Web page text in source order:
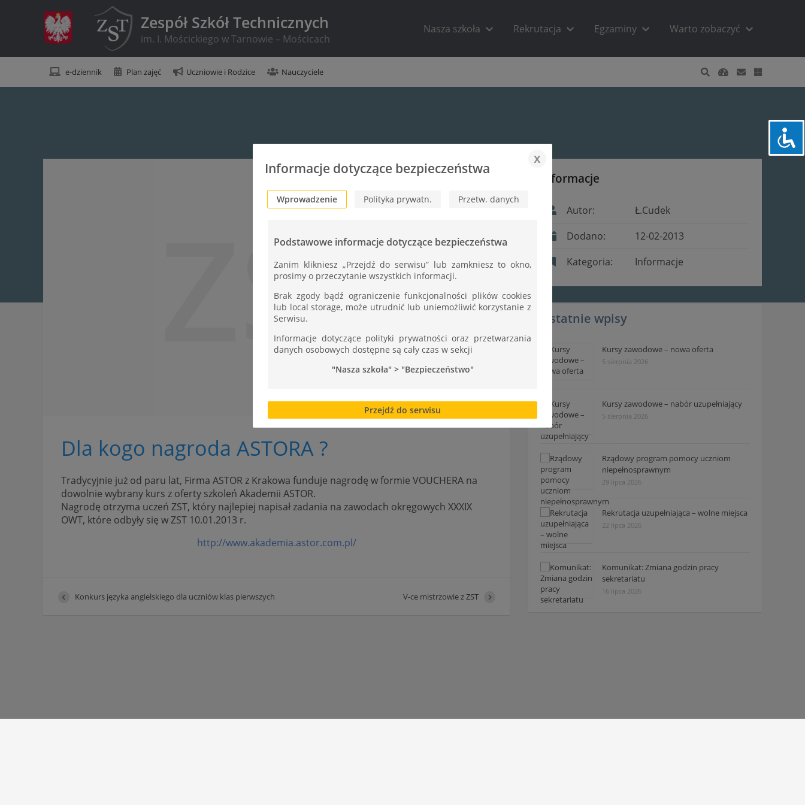
Zespół Szkół Technicznych
im. I. Mościckiego w Tarnowie – Mościcach
Nasza szkoła Rekrutacja Egzaminy Warto zobaczyć
e-dziennik Plan zajęć Uczniowie i Rodzice Nauczyciele
ZST
Dla kogo nagroda ASTORA ?
Tradycyjnie już od paru lat, Firma ASTOR z Krakowa funduje nagrodę w formie VOUCHERA na
dowolnie wybrany kurs z oferty szkoleń Akademii ASTOR.
Nagrodę otrzyma uczeń ZST, który najlepiej napisał zadania na zawodach okręgowych XXXIX
OWT, które odbyły się w ZST 10.01.2013 r.
http://www.akademia.astor.com.pl/
Konkurs języka angielskiego dla uczniów klas pierwszych V-ce mistrzowie z ZST
Informacje
Autor:
Ł.Cudek
Dodano:
12-02-2013
Kategoria:
Informacje
Ostatnie wpisy
Kursy zawodowe – nowa oferta
5 sierpnia 2026
Kursy zawodowe – nabór uzupełniający
5 sierpnia 2026
Rządowy program pomocy uczniom
niepełnosprawnym
29 lipca 2026
Rekrutacja uzupełniająca – wolne miejsca
22 lipca 2026
Komunikat: Zmiana godzin pracy
sekretariatu
16 lipca 2026
Informacje dotyczące bezpieczeństwa
x
Wprowadzenie Polityka prywatn. Przetw. danych
Podstawowe informacje dotyczące bezpieczeństwa
Zanim klikniesz „Przejdź do serwisu” lub zamkniesz to okno,
prosimy o przeczytanie wszystkich informacji.
Brak zgody bądź ograniczenie funkcjonalności plików cookies
lub local storage, może utrudnić lub uniemożliwić korzystanie z
Serwisu.
Informacje dotyczące polityki prywatności oraz przetwarzania
danych osobowych dostępne są cały czas w sekcji
"Nasza szkoła" > "Bezpieczeństwo"
Przejdź do serwisu